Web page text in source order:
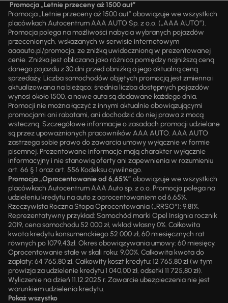
Promocja „Letnie przeceny aż 1500 aut”
Promocja „Letnie przeceny aż 1500 aut” obowiązuje we wszystkich
placówkach Autocentrum AAA AUTO Sp. z o.o. („AAA AUTO”).
Promocja polega na możliwości nabycia wybranych pojazdów
przecenionych, wskazanych w serwisie internetowym
aaaauto.pl/promocja, ze zniżką uwidocznioną w prezentowanej
cenie. Zniżka jest obliczana jako różnica pomiędzy najniższą ceną
danego pojazdu z 30 dni przed obniżką a jego aktualną ceną
sprzedaży. Liczba samochodów objętych promocją jest zmienna i
aktualizowana na bieżąco; średnia liczba dostępnych pojazdów
wynosi około 1500, a nowe auta są dodawane każdego dnia.
Promocji nie można łączyć z innymi aktualnie obowiązującymi
promocjami ani rabatami, ani dochodzić do niej prawa z mocą
wsteczną. Szczegółowe informacje o zasadach promocji udzielane
są przez upoważnionych pracowników AAA AUTO. AAA AUTO
zastrzega sobie prawo do zawarcia umowy wyłącznie w formie
pisemnej. Prezentowane informacje mają charakter wyłącznie
informacyjny i nie stanowią oferty ani zapewnienia w rozumieniu
art. 66 § 1 oraz art. 556 Kodeksu cywilnego.
Promocja „Oprocentowanie od 6,65%” obowiązuje we wszystkich
placówkach Autocentrum AAA Auto sp. z o.o. Promocja polega na
udzieleniu kredytu na auto z oprocentowaniem od 6,65%.
Rzeczywista Roczna Stopa Oprocentowania („RRSO“): 9,81%.
Reprezentatywny przykład: Samochód marki Opel Insignia rocznik
2019, cena samochodu 52 000 zł, wkład własny 0%. Całkowita
kwota kredytu konsumenckiego 52 000 zł, 60 miesięcznych rat
równych po 1079,43zł. Okres obowiązywania umowy: 60 miesięcy.
Oprocentowanie stałe w skali roku: 9,00%. Całkowita kwota do
zapłaty: 64 765,80 zł. Całkowity koszt kredytu: 12 765,80 zł (w tym
prowizja za udzielenie kredytu 1 040,00 zł, odsetki 11 725,80 zł).
Wyliczenie na dzień 11.12.2025 r. Zawarcie ubezpieczenia nie jest
warunkiem udzielenia kredytu.
Pokaż wszystko